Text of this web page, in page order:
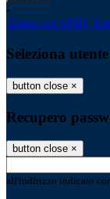
-
Entra con SPID
Seleziona utente
button close ×
Recupero
button close ×
all'indirizzo indicato